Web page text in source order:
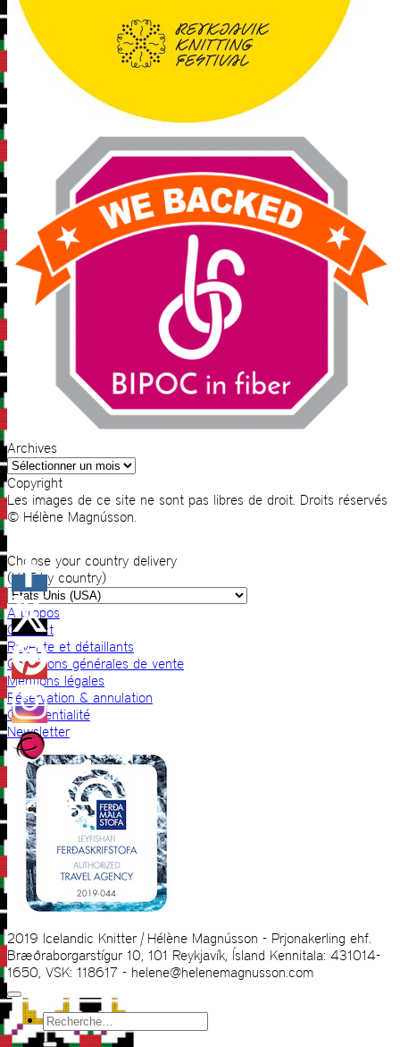
Archives
Archives
Copyright
Les images de ce site ne sont pas libres de droit. Droits réservés
© Hélène Magnússon.
Choose your country delivery
(VAT by country)
A propos
Contact
Revente et détaillants
Conditions générales de vente
Mentions légales
Réservation & annulation
Confidentialité
Newsletter
2019 Icelandic Knitter | Hélène Magnússon - Prjonakerling ehf.
Bræðraborgarstígur 10, 101 Reykjavík, Ísland Kennitala: 431014-
1650, VSK: 118617 - helene@helenemagnusson.com
Recherche
pour :